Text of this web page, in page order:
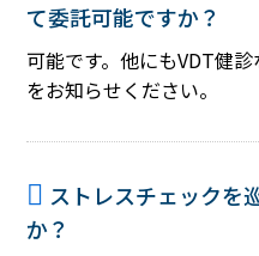
て委託可能ですか？
可能です。他にもVDT健
をお知らせください。
ストレスチェックを
か？